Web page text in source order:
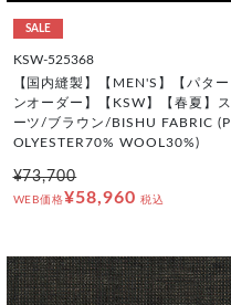
SALE
KSW-525368
【国内縫製】【MEN'S】【パター
ンオーダー】【KSW】【春夏】ス
ーツ/ブラウン/BISHU FABRIC (P
OLYESTER70% WOOL30%)
¥73,700
WEB価格¥58,960 税込